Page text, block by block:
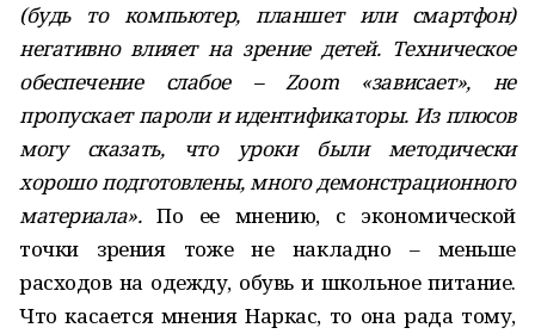
(будь то компьютер, планшет или смартфон)
негативно влияет на зрение детей. Техническое
обеспечение слабое – Zoom «зависает», не
пропускает пароли и идентификаторы. Из плюсов
могу сказать, что уроки были методически
хорошо подготовлены, много демонстрационного
материала».По ее мнению, с экономической
точки зрения тоже не накладно – меньше
расходов на одежду, обувь и школьное питание.
Что касается мнения Наркас, то она рада тому,